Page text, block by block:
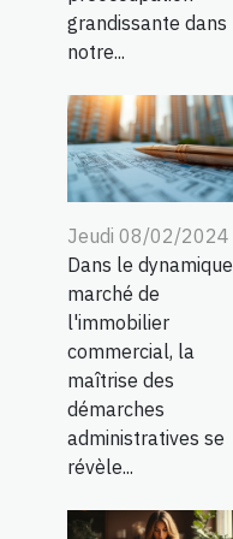
grandissante dans
notre...
Jeudi 08/02/2024
Dans le dynamique
marché de
l'immobilier
commercial, la
maîtrise des
démarches
administratives se
révèle...